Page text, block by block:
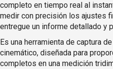
completo en tiempo real al
medir con precisión los ajustes
entregue un informe detallado y
Es una herramienta de captura
cinemático, diseñada para
completos en una medición